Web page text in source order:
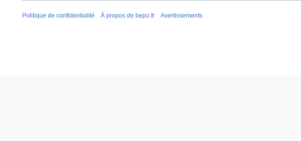
Politique de confidentialité À propos de bepo.fr Avertissements